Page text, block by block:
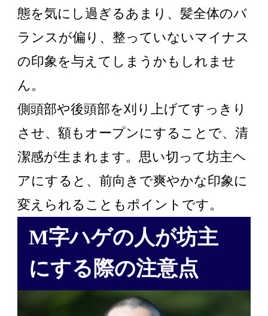
態を気にし過ぎるあまり、髪全体のバ
ランスが偏り、整っていないマイナス
の印象を与えてしまうかもしれませ
ん。
側頭部や後頭部を刈り上げてすっきり
させ、額もオープンにすることで、清
潔感が生まれます。思い切って坊主ヘ
アにすると、前向きで爽やかな印象に
変えられることもポイントです。
M字ハゲの人が坊主
にする際の注意点